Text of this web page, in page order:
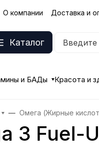
О компании Доставка и
Каталог
и БАДы Красота и
Омега (Жирные
3 Fuel-